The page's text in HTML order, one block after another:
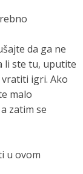
da ga ne
li ste tu, uputite
igri. Ako
malo
zatim se
u ovom